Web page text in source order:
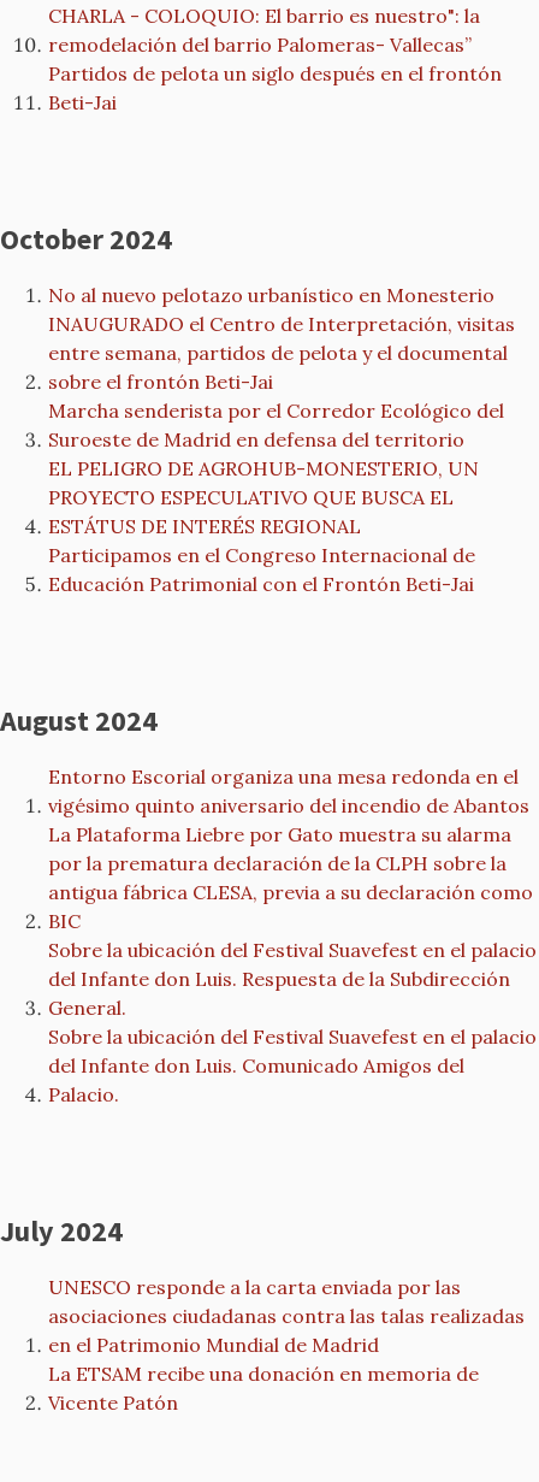
CHARLA - COLOQUIO: El barrio es nuestro": la
remodelación del barrio Palomeras- Vallecas”
Partidos de pelota un siglo después en el frontón
Beti-Jai
October 2024
No al nuevo pelotazo urbanístico en Monesterio
INAUGURADO el Centro de Interpretación, visitas
entre semana, partidos de pelota y el documental
sobre el frontón Beti-Jai
Marcha senderista por el Corredor Ecológico del
Suroeste de Madrid en defensa del territorio
EL PELIGRO DE AGROHUB-MONESTERIO, UN
PROYECTO ESPECULATIVO QUE BUSCA EL
ESTÁTUS DE INTERÉS REGIONAL
Participamos en el Congreso Internacional de
Educación Patrimonial con el Frontón Beti-Jai
August 2024
Entorno Escorial organiza una mesa redonda en el
vigésimo quinto aniversario del incendio de Abantos
La Plataforma Liebre por Gato muestra su alarma
por la prematura declaración de la CLPH sobre la
antigua fábrica CLESA, previa a su declaración como
BIC
Sobre la ubicación del Festival Suavefest en el palacio
del Infante don Luis. Respuesta de la Subdirección
General.
Sobre la ubicación del Festival Suavefest en el palacio
del Infante don Luis. Comunicado Amigos del
Palacio.
July 2024
UNESCO responde a la carta enviada por las
asociaciones ciudadanas contra las talas realizadas
en el Patrimonio Mundial de Madrid
La ETSAM recibe una donación en memoria de
Vicente Patón